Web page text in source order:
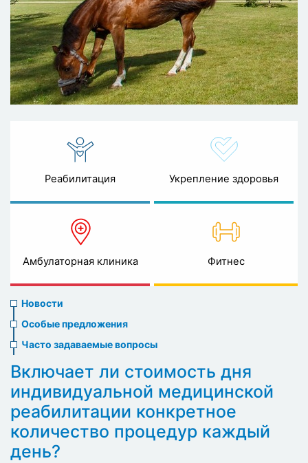
Реабилитация Укрепление здоровья
Амбулаторная клиника Фитнес
News
menu
Новости
Особые предложения
Часто задаваемые вопросы
Включает ли стоимость дня
индивидуальной медицинской
реабилитации конкретное
количество процедур каждый
день?